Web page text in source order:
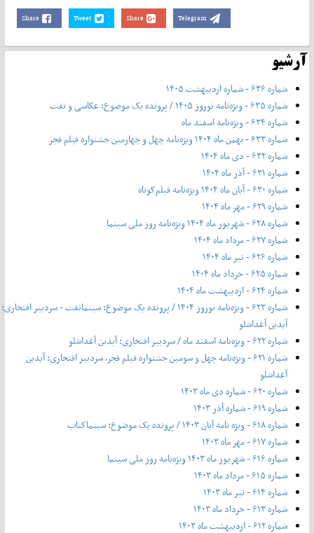
Share Tweet Share Telegram
آرشیو
شماره ۶۳۶ - شماره اردیبهشت ۱۴۰۵
شماره ۶۳۵ - ویژه‌نامه نوروز ۱۴۰۵ / پرونده یک موضوع: عکاسی و نفت
شماره ۶۳۴ - ویژه‌نامه اسفند ماه
شماره ۶۳۳ - بهمن ماه ۱۴۰۴ ویژه‌نامه چهل‌ و‌ چهارمین جشنواره فیلم فجر
شماره ۶۳۲ - دی ماه ۱۴۰۴
شماره ۶۳۱ - آذر ماه ۱۴۰۴
شماره ۶۳۰ - آبان ماه ۱۴۰۴ ویژه‌نامه فیلم‌کوتاه
شماره ۶۲۹ - مهر ماه ۱۴۰۴
شماره ۶۲۸ - شهریور ماه ۱۴۰۴ ویژه‌نامه روز ملی سینما
شماره ۶۲۷ - مرداد ماه ۱۴۰۴
شماره ۶۲۶ - تیر ماه ۱۴۰۴
شماره ۶۲۵ - خرداد ماه ۱۴۰۴
شماره ۶۲۴ - اردیبهشت ماه ۱۴۰۴
شماره ۶۲۳ - ویژه‌نامه نوروز ۱۴۰۴ / پرونده یک موضوع: سینمانفت - سردبیر افتخاری:
آیدین آغداشلو
شماره ۶۲۲ - ویژه‌نامه اسفند ماه / سردبیر افتخاری: آیدین آغداشلو
شماره ۶۲۱ - ویژه‌نامه چهل‌ و‌ سومین جشنواره فیلم فجر، سردبیر افتخاری: آیدین
آغداشلو
شماره ۶۲۰ - شماره دی ماه ۱۴۰۳
شماره ۶۱۹ - شماره آذر ۱۴۰۳
شماره ۶۱۸ - ویژه نامه آبان ۱۴۰۳ / پرونده یک موضوع: سینماکتاب
شماره ۶۱۷ - مهر ماه ۱۴۰۳
شماره ۶۱۶ - شهریور ماه ۱۴۰۳ ویژه‌نامه روز ملی سینما
شماره ۶۱۵ - مرداد ماه ۱۴۰۳
شماره ۶۱۴ - تیر ماه ۱۴۰۳
شماره ۶۱۳ - خرداد ماه ۱۴۰۳
شماره ۶۱۲ - اردیبهشت ماه ۱۴۰۳